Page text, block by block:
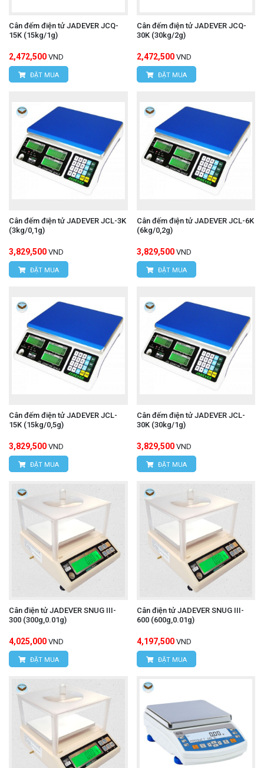
Cân đếm điện tử JADEVER JCQ-
15K (15kg/1g)
2,472,500 VND
ĐẶT MUA
Cân đếm điện tử JADEVER JCQ-
30K (30kg/2g)
2,472,500 VND
ĐẶT MUA
Cân đếm điện tử JADEVER JCL-3K
(3kg/0,1g)
3,829,500 VND
ĐẶT MUA
Cân đếm điện tử JADEVER JCL-6K
(6kg/0,2g)
3,829,500 VND
ĐẶT MUA
Cân đếm điện tử JADEVER JCL-
15K (15kg/0,5g)
3,829,500 VND
ĐẶT MUA
Cân đếm điện tử JADEVER JCL-
30K (30kg/1g)
3,829,500 VND
ĐẶT MUA
Cân điện tử JADEVER SNUG III-
300 (300g,0.01g)
4,025,000 VND
ĐẶT MUA
Cân điện tử JADEVER SNUG III-
600 (600g,0.01g)
4,197,500 VND
ĐẶT MUA